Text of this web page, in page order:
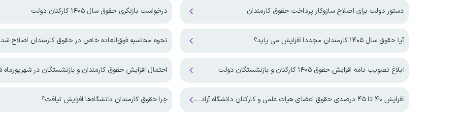
دستور دولت برای اصلاح سازوکار پرداخت حقوق کارمندان درخواست بازنگری حقوق سال ۱۴۰۵ کارکنان دولت
آیا حقوق سال ۱۴۰۵ کارمندان مجددا افزایش می یابد؟ نحوه محاسبه فوق‌العاده خاص در حقوق کارمندان اصلاح شد
ابلاغ تصویب نامه افزایش حقوق ۱۴۰۵ کارکنان و بازنشستگان دولت احتمال افزایش حقوق کارمندان و بازنشستگان در شهریورماه ۱۴۰۵
افزایش ۴۰ تا ۴۵ درصدی حقوق اعضای هیات علمی و کارکنان دانشگاه آزاد اسلامی در سال ۱۴۰۵ چرا حقوق‌‌ کارمندان دانشگاه‌ها افزایش نیافت؟